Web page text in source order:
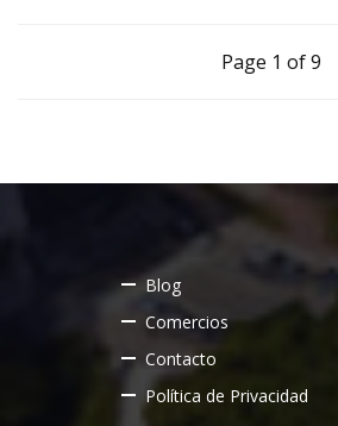
Page 1 of 9
Blog
Comercios
Contacto
Política de Privacidad